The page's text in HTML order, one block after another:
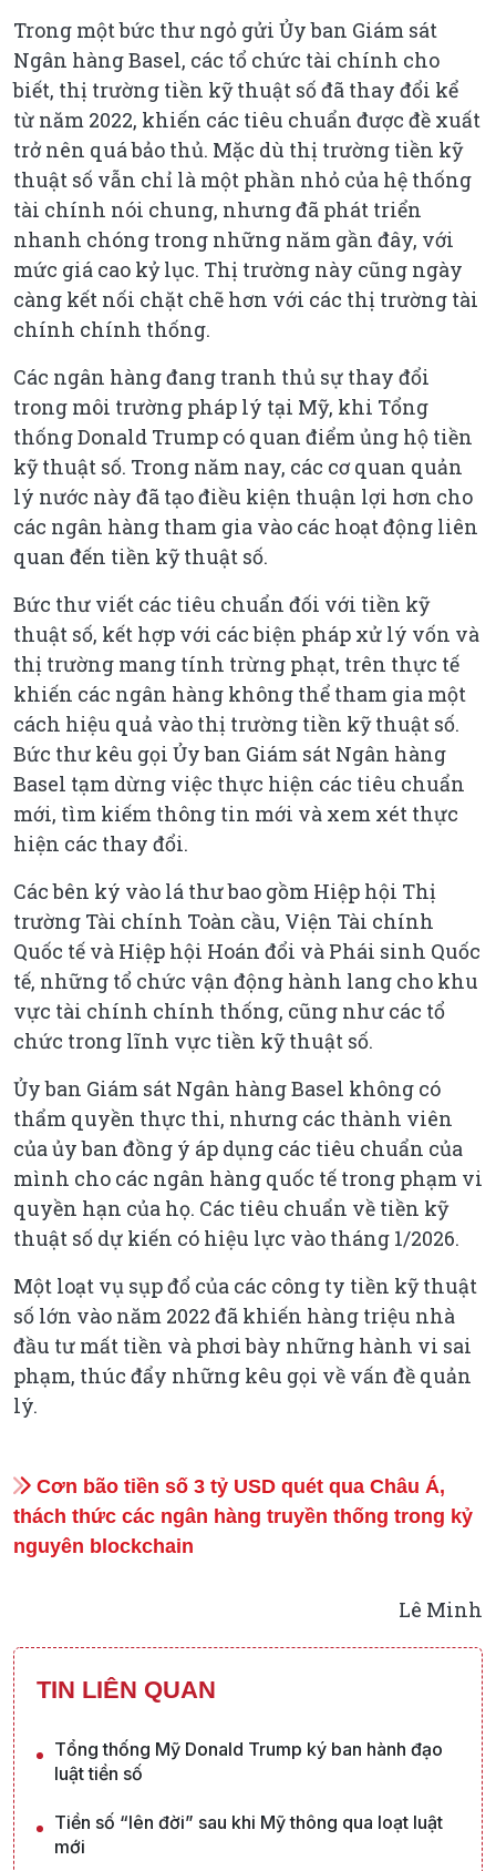
Trong một bức thư ngỏ gửi Ủy ban Giám sát
Ngân hàng Basel, các tổ chức tài chính cho
biết, thị trường tiền kỹ thuật số đã thay đổi kể
từ năm 2022, khiến các tiêu chuẩn được đề xuất
trở nên quá bảo thủ. Mặc dù thị trường tiền kỹ
thuật số vẫn chỉ là một phần nhỏ của hệ thống
tài chính nói chung, nhưng đã phát triển
nhanh chóng trong những năm gần đây, với
mức giá cao kỷ lục. Thị trường này cũng ngày
càng kết nối chặt chẽ hơn với các thị trường tài
chính chính thống.
Các ngân hàng đang tranh thủ sự thay đổi
trong môi trường pháp lý tại Mỹ, khi Tổng
thống Donald Trump có quan điểm ủng hộ tiền
kỹ thuật số. Trong năm nay, các cơ quan quản
lý nước này đã tạo điều kiện thuận lợi hơn cho
các ngân hàng tham gia vào các hoạt động liên
quan đến tiền kỹ thuật số.
Bức thư viết các tiêu chuẩn đối với tiền kỹ
thuật số, kết hợp với các biện pháp xử lý vốn và
thị trường mang tính trừng phạt, trên thực tế
khiến các ngân hàng không thể tham gia một
cách hiệu quả vào thị trường tiền kỹ thuật số.
Bức thư kêu gọi Ủy ban Giám sát Ngân hàng
Basel tạm dừng việc thực hiện các tiêu chuẩn
mới, tìm kiếm thông tin mới và xem xét thực
hiện các thay đổi.
Các bên ký vào lá thư bao gồm Hiệp hội Thị
trường Tài chính Toàn cầu, Viện Tài chính
Quốc tế và Hiệp hội Hoán đổi và Phái sinh Quốc
tế, những tổ chức vận động hành lang cho khu
vực tài chính chính thống, cũng như các tổ
chức trong lĩnh vực tiền kỹ thuật số.
Ủy ban Giám sát Ngân hàng Basel không có
thẩm quyền thực thi, nhưng các thành viên
của ủy ban đồng ý áp dụng các tiêu chuẩn của
mình cho các ngân hàng quốc tế trong phạm vi
quyền hạn của họ. Các tiêu chuẩn về tiền kỹ
thuật số dự kiến có hiệu lực vào tháng 1/2026.
Một loạt vụ sụp đổ của các công ty tiền kỹ thuật
số lớn vào năm 2022 đã khiến hàng triệu nhà
đầu tư mất tiền và phơi bày những hành vi sai
phạm, thúc đẩy những kêu gọi về vấn đề quản
lý.
Cơn bão tiền số 3 tỷ USD quét qua Châu Á,
thách thức các ngân hàng truyền thống trong kỷ
nguyên blockchain
Lê Minh
TIN LIÊN QUAN
Tổng thống Mỹ Donald Trump ký ban hành đạo
luật tiền số
Tiền số “lên đời” sau khi Mỹ thông qua loạt luật
mới